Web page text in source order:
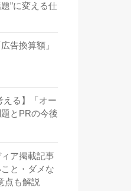
”に変える仕
告換算額」
える】「オー
とPRの今後
ィア掲載記事
と・ダメな
点も解説